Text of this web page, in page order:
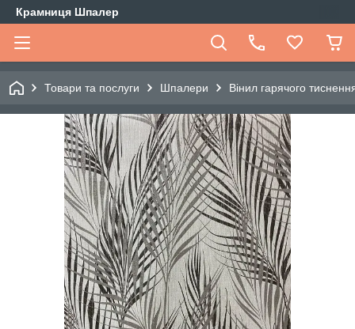
Крамниця Шпалер
Товари та послуги Шпалери Вінил гарячого